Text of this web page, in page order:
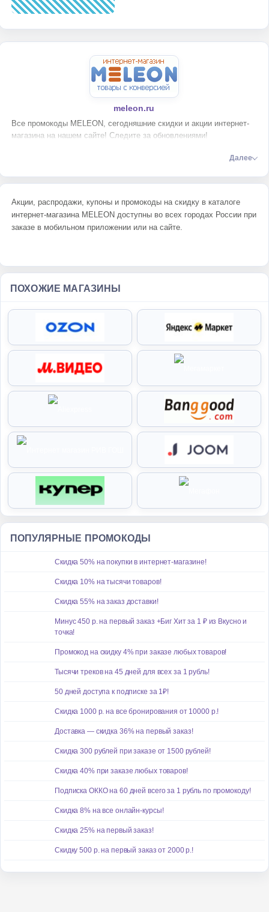
meleon.ru
Все промокоды MELEON, сегодняшние скидки и акции интернет-
магазина на нашем сайте! Следите за обновлениями!
Далее
Акции, распродажи, купоны и промокоды на скидку в каталоге
интернет-магазина MELEON доступны во всех городах России при
заказе в мобильном приложении или на сайте.
ПОХОЖИЕ МАГАЗИНЫ
ПОПУЛЯРНЫЕ ПРОМОКОДЫ
Скидка 50% на покупки в интернет-магазине!
Скидка 10% на тысячи товаров!
Скидка 55% на заказ доставки!
Минус 450 р. на первый заказ +Биг Хит за 1 ₽ из Вкусно и
точка!
Промокод на скидку 4% при заказе любых товаров!
Тысячи треков на 45 дней для всех за 1 рубль!
50 дней доступа к подписке за 1₽!
Скидка 1000 р. на все бронирования от 10000 р.!
Доставка — скидка 36% на первый заказ!
Скидка 300 рублей при заказе от 1500 рублей!
Скидка 40% при заказе любых товаров!
Подписка ОККО на 60 дней всего за 1 рубль по промокоду!
Скидка 8% на все онлайн-курсы!
Скидка 25% на первый заказ!
Скидку 500 р. на первый заказ от 2000 р.!